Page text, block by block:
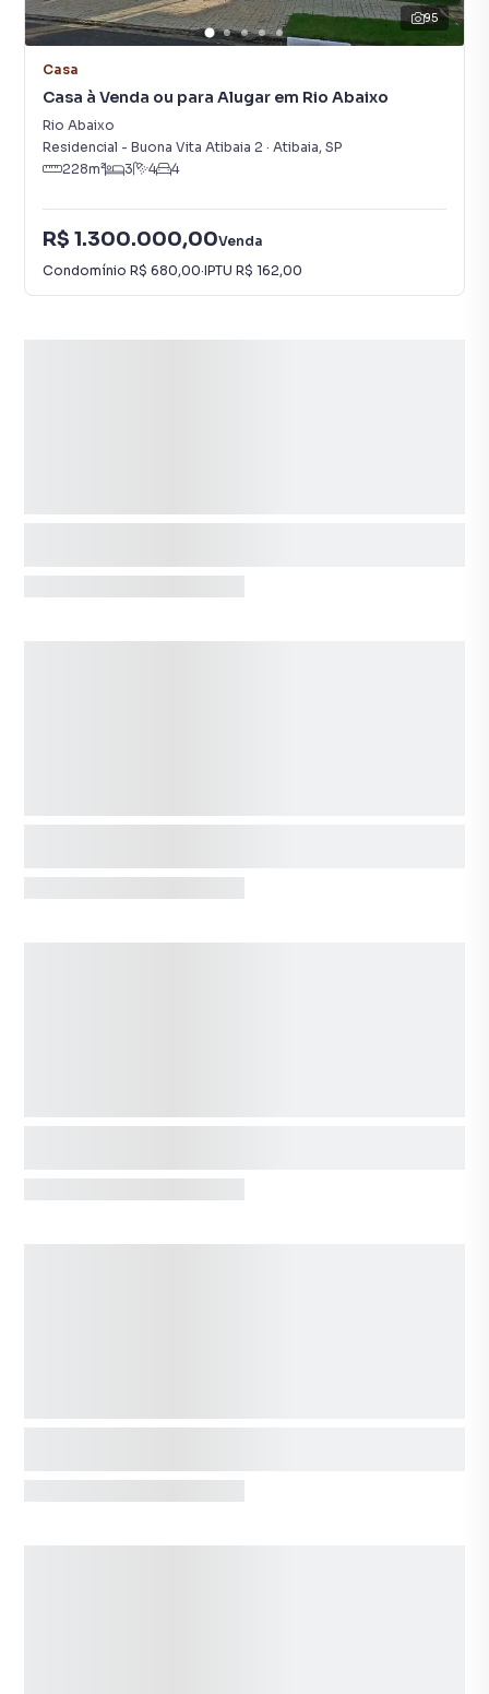
95
Casa
Casa à Venda ou para Alugar em Rio Abaixo
Rio Abaixo
Residencial - Buona Vita Atibaia 2 · Atibaia, SP
228m² 3 4 4
R$ 1.300.000,00Venda
Condomínio R$ 680,00·IPTU R$ 162,00